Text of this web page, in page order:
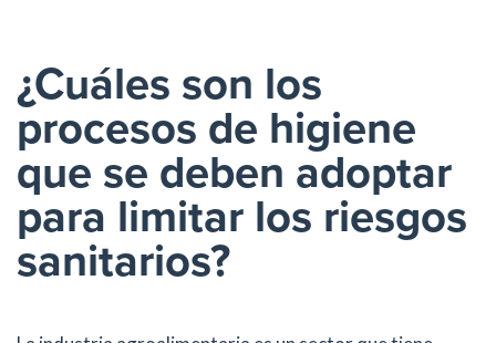
¿Cuáles son los
procesos de higiene
que se deben adoptar
para limitar los riesgos
sanitarios?